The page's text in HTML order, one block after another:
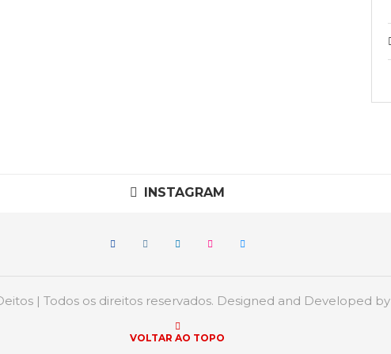
INSTAGRAM
| Todos os direitos reservados. Designed and Developed by
VOLTAR AO TOPO